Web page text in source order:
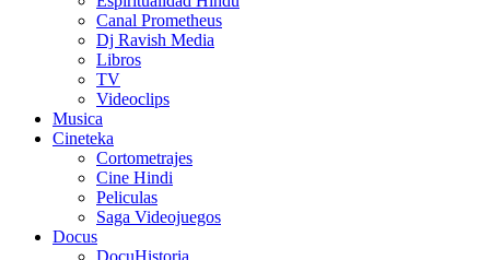
Canal Prometheus
Dj Ravish Media
Libros
TV
Videoclips
Musica
Cineteka
Cortometrajes
Cine Hindi
Peliculas
Saga Videojuegos
Docus
DocuHistoria